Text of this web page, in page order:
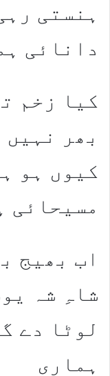
ہنستی
دانائی
کیا زخم
بھر نہیں
کیوں ہو
مسیحائی
اب بھیج
شاہِ شہ
لوٹا دے
ہماری